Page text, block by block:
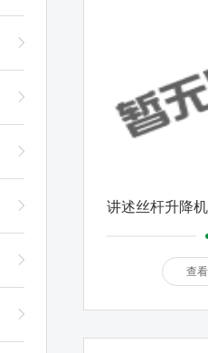
讲述丝杆升降
查